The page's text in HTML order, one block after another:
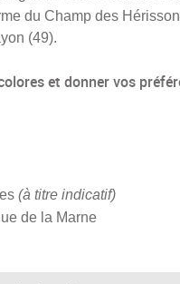
du Champ des
(49).
et donner vos
(à titre indicatif)
de la Marne